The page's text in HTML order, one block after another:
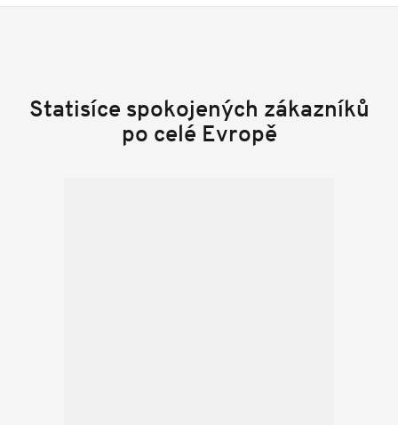
Statisíce spokojených zákazníků
po celé Evropě